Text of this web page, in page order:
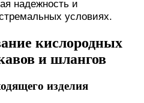
надежность и
условиях.
кислородных
и шлангов
изделия